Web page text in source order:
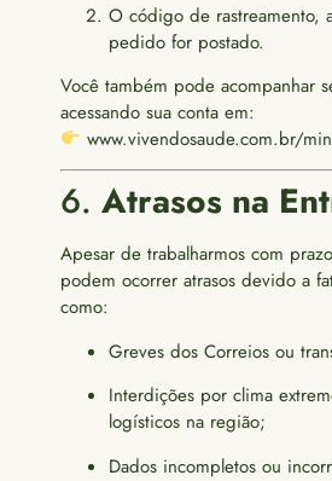
O código de rastreamento,
pedido for postado.
Você também pode acompanhar
acessando sua conta em:
www.vivendosaude.com.br/
6. Atrasos na
Apesar de trabalharmos com
podem ocorrer atrasos devido a
como:
Greves dos Correios ou
Interdições por clima
logísticos na região;
Dados incompletos ou